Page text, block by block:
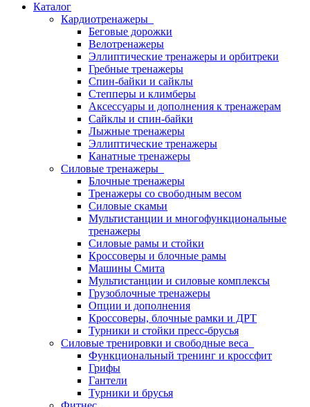
Каталог
Кардиотренажеры
Беговые дорожки
Велотренажеры
Эллиптические тренажеры и орбитреки
Гребные тренажеры
Спин-байки и сайклы
Степперы и климберы
Аксессуары и дополнения к тренажерам
Сайклы и спин-байки
Лыжные тренажеры
Эллиптические тренажеры
Канатные тренажеры
Силовые тренажеры
Блочные тренажеры
Тренажеры со свободным весом
Силовые скамьи
Мультистанции и многофункциональные
тренажеры
Силовые рамы и стойки
Кроссоверы и блочные рамы
Машины Смита
Мультистанции и силовые комплексы
Грузоблочные тренажеры
Опции и дополнения
Кроссоверы, блочные рамки и ДРТ
Турники и стойки пресс-брусья
Силовые тренировки и свободные веса
Функциональный тренинг и кроссфит
Грифы
Гантели
Турники и брусья